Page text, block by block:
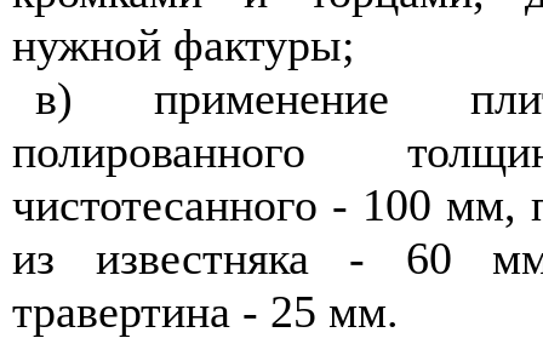
нужной фактуры;
в) применение
полированного
чистотесанного - 100
из известняка - 60
травертина - 25 мм.